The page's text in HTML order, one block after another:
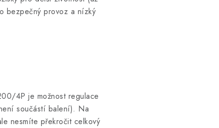
bezpečný provoz a nízký
4P je možnost regulace
součástí balení). Na
nesmíte překročit celkový